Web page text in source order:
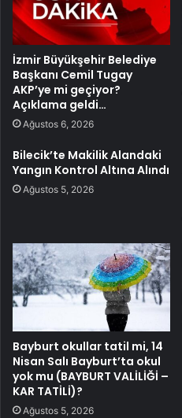
İzmir Büyükşehir Belediye
Başkanı Cemil Tugay
AKP’ye mi geçiyor?
Açıklama geldi…
Ağustos 6, 2026
Bilecik’te Makilik Alandaki
Yangın Kontrol Altına Alındı
Ağustos 5, 2026
Bayburt okullar tatil mi, 14
Nisan Salı Bayburt’ta okul
yok mu (BAYBURT VALİLİĞİ –
KAR TATİLİ)?
Ağustos 5, 2026